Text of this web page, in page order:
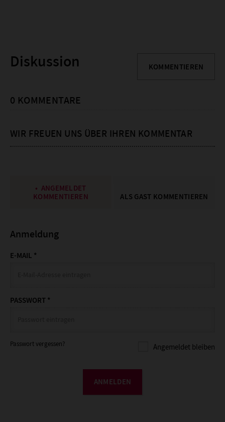
Diskussion KOMMENTIEREN
0 KOMMENTARE
WIR FREUEN UNS ÜBER IHREN KOMMENTAR
ANGEMELDET
KOMMENTIEREN
ALS GAST KOMMENTIEREN
Anmeldung
E-MAIL *
PASSWORT *
Passwort vergessen? Angemeldet bleiben
ANMELDEN